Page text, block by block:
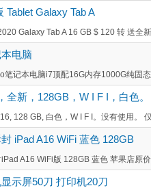
Tablet Galaxy Tab A
Galaxy Tab A 16 GB $ 120 转 送全新
电脑
笔记本电脑i7顶配16G内存1000G纯固
全新，128GB，W I F I，白色。
128 GB, 白色，W I F I。没有使用。
iPad A16 WiFi 蓝色 128GB
A16 WiFi版 128GB 蓝色 苹果店原
示屏50刀 打印机20刀